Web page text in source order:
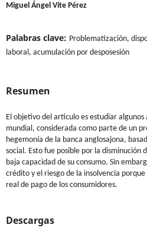
Miguel Ángel Vite Pérez
Palabras clave: Problematización,
laboral, acumulación por desposesión
Resumen
El objetivo del artículo es estudiar algunos
mundial, considerada como parte de un
hegemonía de la banca anglosajona,
social. Esto fue posible por la disminución
baja capacidad de su consumo. Sin
crédito y el riesgo de la insolvencia
real de pago de los consumidores.
Descargas